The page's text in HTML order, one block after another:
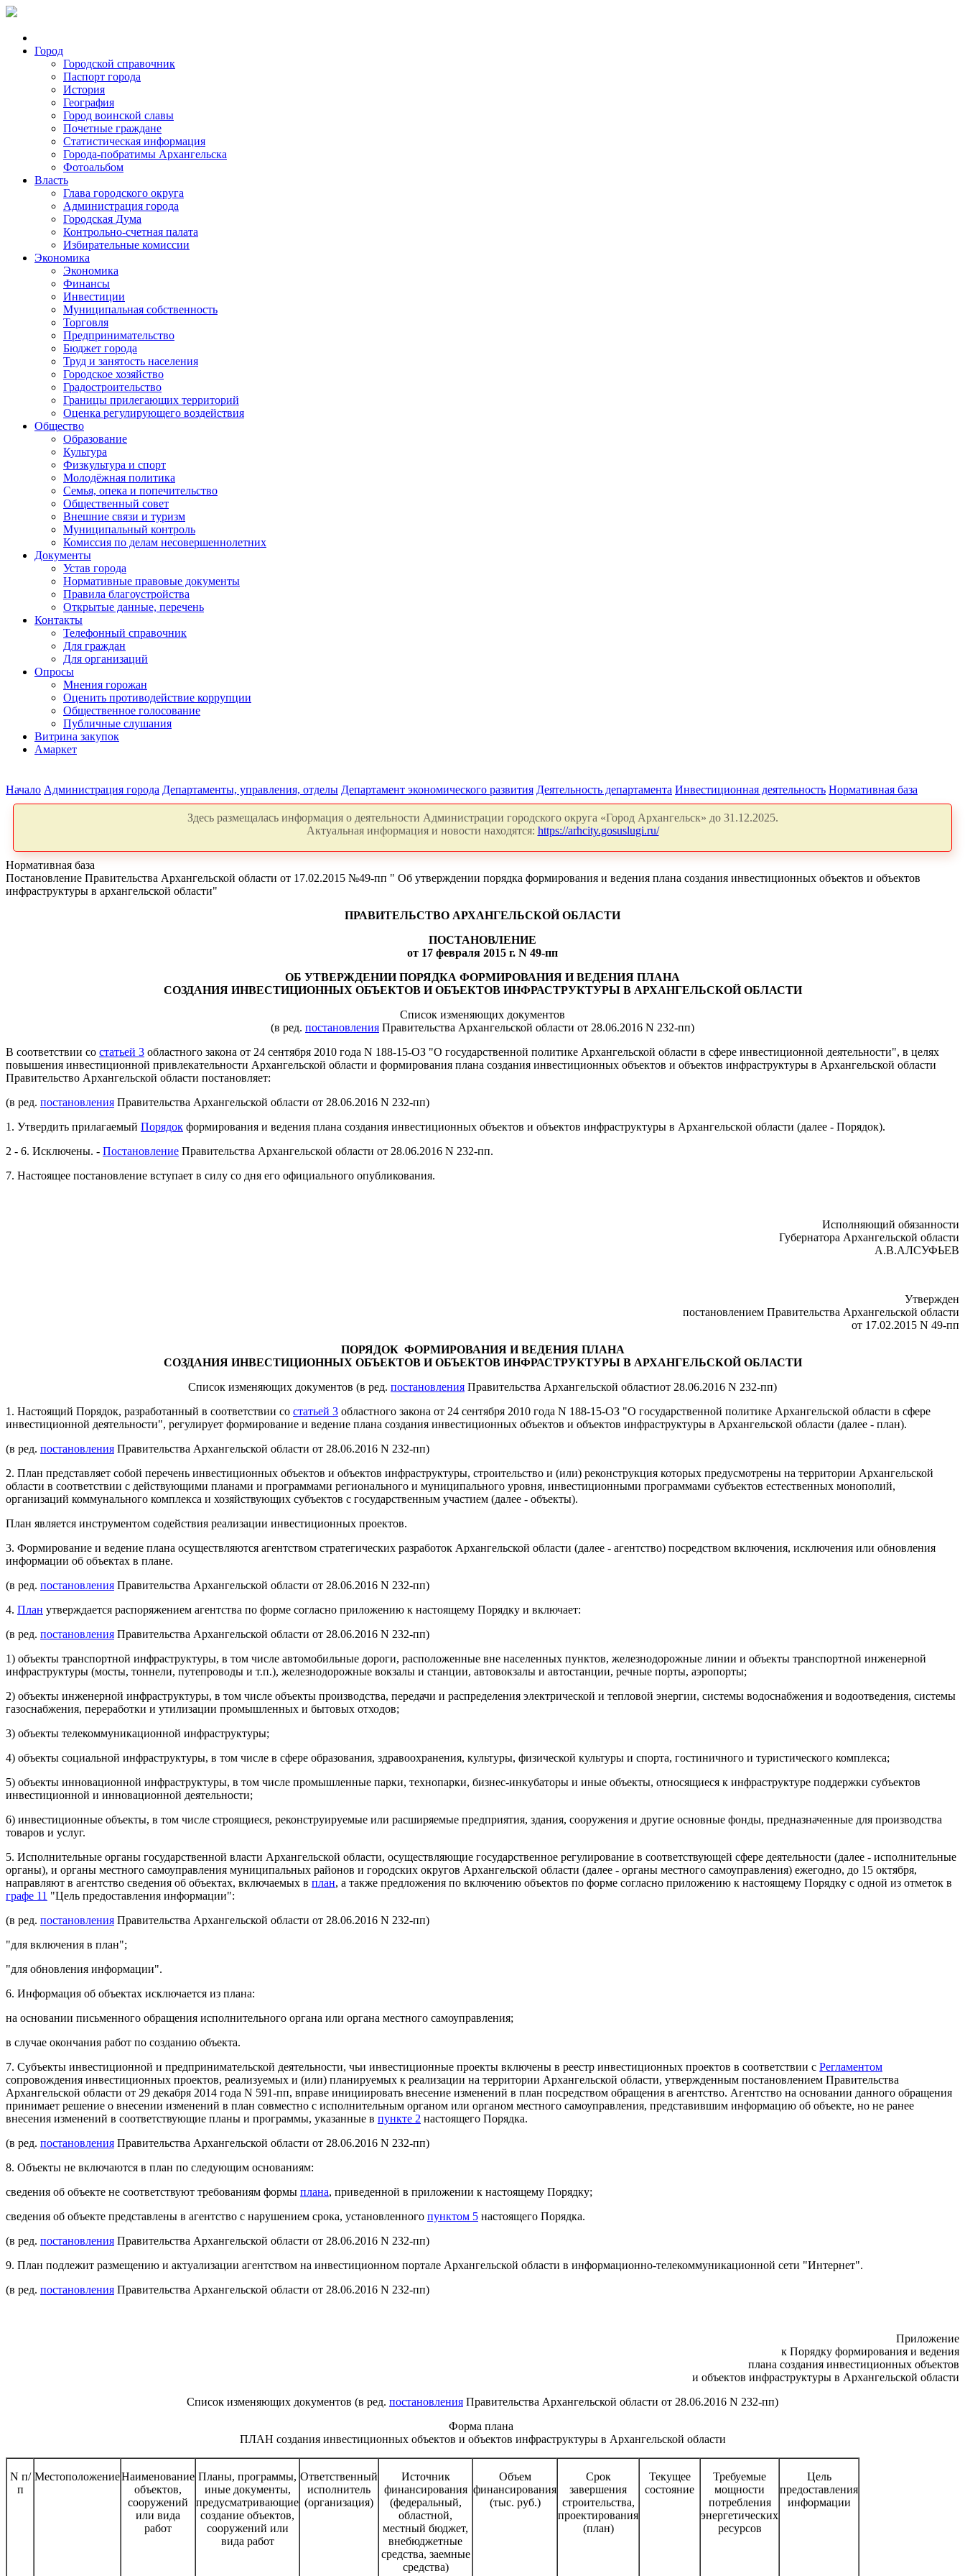
Город
Городской справочник
Паспорт города
История
География
Город воинской славы
Почетные граждане
Статистическая информация
Города-побратимы Архангельска
Фотоальбом
Власть
Глава городского округа
Администрация города
Городская Дума
Контрольно-счетная палата
Избирательные комиссии
Экономика
Экономика
Финансы
Инвестиции
Муниципальная собственность
Торговля
Предпринимательство
Бюджет города
Труд и занятость населения
Городское хозяйство
Градостроительство
Границы прилегающих территорий
Оценка регулирующего воздействия
Общество
Образование
Культура
Физкультура и спорт
Молодёжная политика
Семья, опека и попечительство
Общественный совет
Внешние связи и туризм
Муниципальный контроль
Комиссия по делам несовершеннолетних
Документы
Устав города
Нормативные правовые документы
Правила благоустройства
Открытые данные, перечень
Контакты
Телефонный справочник
Для граждан
Для организаций
Опросы
Мнения горожан
Оценить противодействие коррупции
Общественное голосование
Публичные слушания
Витрина закупок
Амаркет
Начало Администрация города Департаменты, управления, отделы Департамент экономического развития Деятельность департамента Инвестиционная деятельность Нормативная база
Здесь размещалась информация о деятельности Администрации городского округа «Город Архангельск» до 31.12.2025.
Актуальная информация и новости находятся: https://arhcity.gosuslugi.ru/
Нормативная база
Постановление Правительства Архангельской области от 17.02.2015 №49-пп " Об утверждении порядка формирования и ведения плана создания инвестиционных объектов и объектов
инфраструктуры в архангельской области"
ПРАВИТЕЛЬСТВО АРХАНГЕЛЬСКОЙ ОБЛАСТИ
ПОСТАНОВЛЕНИЕ
от 17 февраля 2015 г. N 49-пп
ОБ УТВЕРЖДЕНИИ ПОРЯДКА ФОРМИРОВАНИЯ И ВЕДЕНИЯ ПЛАНА
СОЗДАНИЯ ИНВЕСТИЦИОННЫХ ОБЪЕКТОВ И ОБЪЕКТОВ ИНФРАСТРУКТУРЫ В АРХАНГЕЛЬСКОЙ ОБЛАСТИ
Список изменяющих документов
(в ред. постановления Правительства Архангельской области от 28.06.2016 N 232-пп)
В соответствии со статьей 3 областного закона от 24 сентября 2010 года N 188-15-ОЗ "О государственной политике Архангельской области в сфере инвестиционной деятельности", в целях
повышения инвестиционной привлекательности Архангельской области и формирования плана создания инвестиционных объектов и объектов инфраструктуры в Архангельской области
Правительство Архангельской области постановляет:
(в ред. постановления Правительства Архангельской области от 28.06.2016 N 232-пп)
1. Утвердить прилагаемый Порядок формирования и ведения плана создания инвестиционных объектов и объектов инфраструктуры в Архангельской области (далее - Порядок).
2 - 6. Исключены. - Постановление Правительства Архангельской области от 28.06.2016 N 232-пп.
7. Настоящее постановление вступает в силу со дня его официального опубликования.
Исполняющий обязанности
Губернатора Архангельской области
А.В.АЛСУФЬЕВ
Утвержден
постановлением Правительства Архангельской области
от 17.02.2015 N 49-пп
ПОРЯДОК ФОРМИРОВАНИЯ И ВЕДЕНИЯ ПЛАНА
СОЗДАНИЯ ИНВЕСТИЦИОННЫХ ОБЪЕКТОВ И ОБЪЕКТОВ ИНФРАСТРУКТУРЫ В АРХАНГЕЛЬСКОЙ ОБЛАСТИ
Список изменяющих документов (в ред. постановления Правительства Архангельской областиот 28.06.2016 N 232-пп)
1. Настоящий Порядок, разработанный в соответствии со статьей 3 областного закона от 24 сентября 2010 года N 188-15-ОЗ "О государственной политике Архангельской области в сфере
инвестиционной деятельности", регулирует формирование и ведение плана создания инвестиционных объектов и объектов инфраструктуры в Архангельской области (далее - план).
(в ред. постановления Правительства Архангельской области от 28.06.2016 N 232-пп)
2. План представляет собой перечень инвестиционных объектов и объектов инфраструктуры, строительство и (или) реконструкция которых предусмотрены на территории Архангельской
области в соответствии с действующими планами и программами регионального и муниципального уровня, инвестиционными программами субъектов естественных монополий,
организаций коммунального комплекса и хозяйствующих субъектов с государственным участием (далее - объекты).
План является инструментом содействия реализации инвестиционных проектов.
3. Формирование и ведение плана осуществляются агентством стратегических разработок Архангельской области (далее - агентство) посредством включения, исключения или обновления
информации об объектах в плане.
(в ред. постановления Правительства Архангельской области от 28.06.2016 N 232-пп)
4. План утверждается распоряжением агентства по форме согласно приложению к настоящему Порядку и включает:
(в ред. постановления Правительства Архангельской области от 28.06.2016 N 232-пп)
1) объекты транспортной инфраструктуры, в том числе автомобильные дороги, расположенные вне населенных пунктов, железнодорожные линии и объекты транспортной инженерной
инфраструктуры (мосты, тоннели, путепроводы и т.п.), железнодорожные вокзалы и станции, автовокзалы и автостанции, речные порты, аэропорты;
2) объекты инженерной инфраструктуры, в том числе объекты производства, передачи и распределения электрической и тепловой энергии, системы водоснабжения и водоотведения, системы
газоснабжения, переработки и утилизации промышленных и бытовых отходов;
3) объекты телекоммуникационной инфраструктуры;
4) объекты социальной инфраструктуры, в том числе в сфере образования, здравоохранения, культуры, физической культуры и спорта, гостиничного и туристического комплекса;
5) объекты инновационной инфраструктуры, в том числе промышленные парки, технопарки, бизнес-инкубаторы и иные объекты, относящиеся к инфраструктуре поддержки субъектов
инвестиционной и инновационной деятельности;
6) инвестиционные объекты, в том числе строящиеся, реконструируемые или расширяемые предприятия, здания, сооружения и другие основные фонды, предназначенные для производства
товаров и услуг.
5. Исполнительные органы государственной власти Архангельской области, осуществляющие государственное регулирование в соответствующей сфере деятельности (далее - исполнительные
органы), и органы местного самоуправления муниципальных районов и городских округов Архангельской области (далее - органы местного самоуправления) ежегодно, до 15 октября,
направляют в агентство сведения об объектах, включаемых в план, а также предложения по включению объектов по форме согласно приложению к настоящему Порядку с одной из отметок в
графе 11 "Цель предоставления информации":
(в ред. постановления Правительства Архангельской области от 28.06.2016 N 232-пп)
"для включения в план";
"для обновления информации".
6. Информация об объектах исключается из плана:
на основании письменного обращения исполнительного органа или органа местного самоуправления;
в случае окончания работ по созданию объекта.
7. Субъекты инвестиционной и предпринимательской деятельности, чьи инвестиционные проекты включены в реестр инвестиционных проектов в соответствии с Регламентом
сопровождения инвестиционных проектов, реализуемых и (или) планируемых к реализации на территории Архангельской области, утвержденным постановлением Правительства
Архангельской области от 29 декабря 2014 года N 591-пп, вправе инициировать внесение изменений в план посредством обращения в агентство. Агентство на основании данного обращения
принимает решение о внесении изменений в план совместно с исполнительным органом или органом местного самоуправления, представившим информацию об объекте, но не ранее
внесения изменений в соответствующие планы и программы, указанные в пункте 2 настоящего Порядка.
(в ред. постановления Правительства Архангельской области от 28.06.2016 N 232-пп)
8. Объекты не включаются в план по следующим основаниям:
сведения об объекте не соответствуют требованиям формы плана, приведенной в приложении к настоящему Порядку;
сведения об объекте представлены в агентство с нарушением срока, установленного пунктом 5 настоящего Порядка.
(в ред. постановления Правительства Архангельской области от 28.06.2016 N 232-пп)
9. План подлежит размещению и актуализации агентством на инвестиционном портале Архангельской области в информационно-телекоммуникационной сети "Интернет".
(в ред. постановления Правительства Архангельской области от 28.06.2016 N 232-пп)
Приложение
к Порядку формирования и ведения
плана создания инвестиционных объектов
и объектов инфраструктуры в Архангельской области
Список изменяющих документов (в ред. постановления Правительства Архангельской области от 28.06.2016 N 232-пп)
Форма плана
ПЛАН создания инвестиционных объектов и объектов инфраструктуры в Архангельской области
N п/
п
МестоположениеНаименование
объектов,
сооружений
или вида
работ
Планы, программы,
иные документы,
предусматривающие
создание объектов,
сооружений или
вида работ
Ответственный
исполнитель
(организация)
Источник
финансирования
(федеральный,
областной,
местный бюджет,
внебюджетные
средства, заемные
средства)
Объем
финансирования
(тыс. руб.)
Срок
завершения
строительства,
проектирования
(план)
Текущее
состояние
Требуемые
мощности
потребления
энергетических
ресурсов
Цель
предоставления
информации